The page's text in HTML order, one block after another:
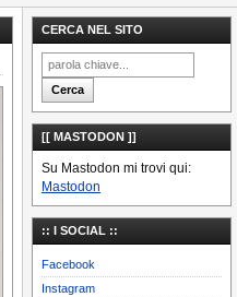
CERCA NEL SITO
[[ MASTODON ]]
Su Mastodon mi trovi qui:
Mastodon
:: I SOCIAL ::
Facebook
Instagram